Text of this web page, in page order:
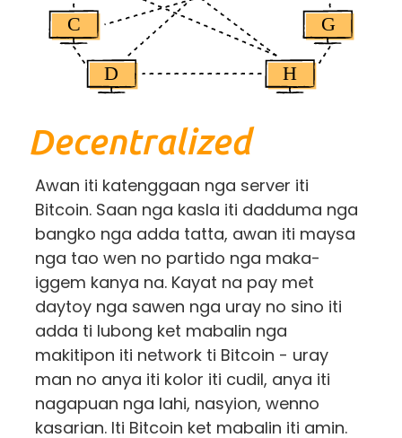
Decentralized
Awan iti katenggaan nga server iti
Bitcoin. Saan nga kasla iti dadduma nga
bangko nga adda tatta, awan iti maysa
nga tao wen no partido nga maka-
iggem kanya na. Kayat na pay met
daytoy nga sawen nga uray no sino iti
adda ti lubong ket mabalin nga
makitipon iti network ti Bitcoin - uray
man no anya iti kolor iti cudil, anya iti
nagapuan nga lahi, nasyion, wenno
kasarian. Iti Bitcoin ket mabalin iti amin.